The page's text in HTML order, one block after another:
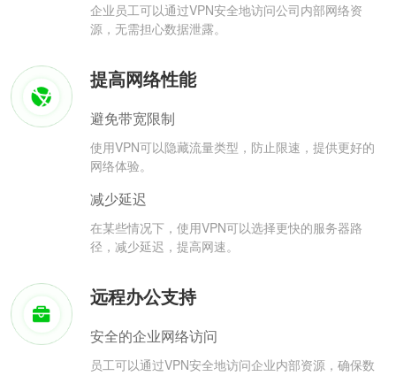
企业员工可以通过VPN安全地访问公司内部网络资
源，无需担心数据泄露。
提高网络性能
避免带宽限制
使用VPN可以隐藏流量类型，防止限速，提供更好的
网络体验。
减少延迟
在某些情况下，使用VPN可以选择更快的服务器路
径，减少延迟，提高网速。
远程办公支持
安全的企业网络访问
员工可以通过VPN安全地访问企业内部资源，确保数